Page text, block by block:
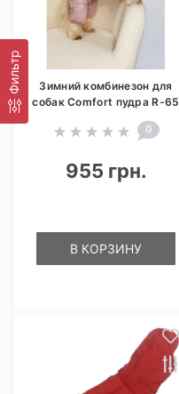
Фильтр
Зимний комбинезон для
собак Comfort пудра R-65
0
955 грн.
В КОРЗИНУ